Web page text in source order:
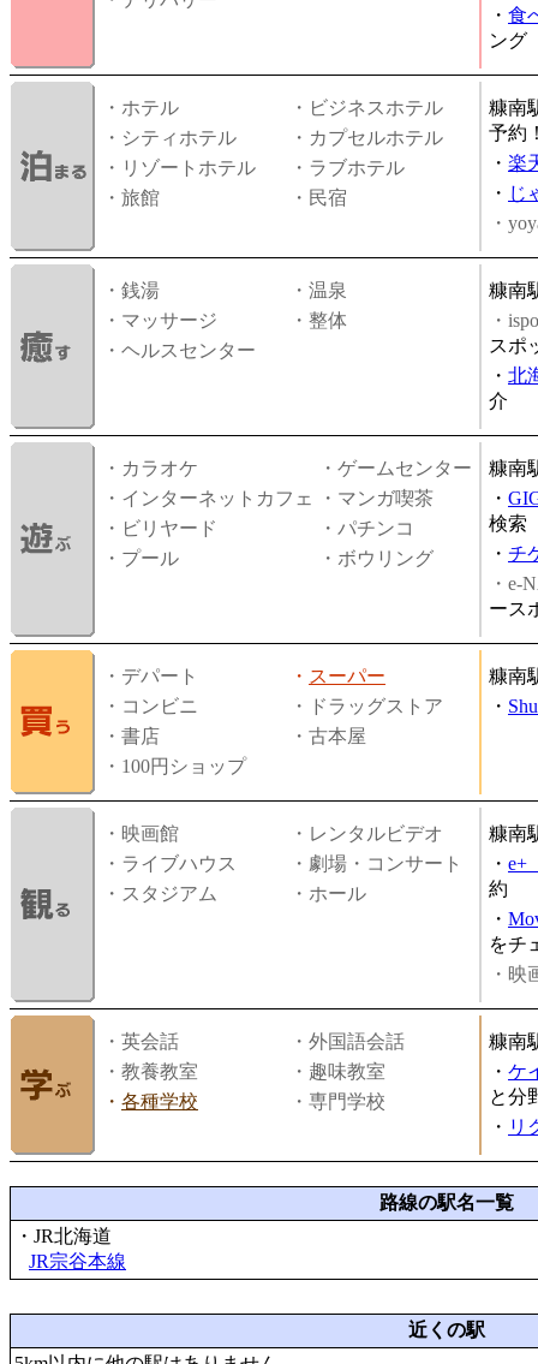
・ 食
ング
・ホテル
・ビジネスホテル
・シティホテル
・カプセルホテル
・リゾートホテル
・ラブホテル
・旅館
・民宿
糠南
予約
・ 楽
・ じ
・
・銭湯
・温泉
・マッサージ
・整体
・ヘルスセンター
糠南
・
スポ
・ 北
介
・カラオケ
・ゲームセンター
・インターネットカフェ
・マンガ喫茶
・ビリヤード
・パチンコ
・プール
・ボウリング
糠南
・
検索
・ チ
・e-
ース
・デパート ・ スーパー
・コンビニ
・ドラッグストア
・書店
・古本屋
・100円ショップ
糠南
・
・映画館
・レンタルビデオ
・ライブハウス
・劇場・コンサート
・スタジアム
・ホール
糠南
・ e+
約
・
をチ
・映
・英会話
・外国語会話
・教養教室
・趣味教室
・ 各種学校 ・専門学校
糠南
・ ケ
と分
・ リ
路線の駅名一覧
・JR北海道
JR宗谷本線
近くの駅